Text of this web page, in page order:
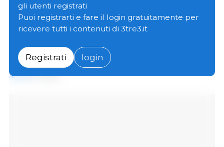
consecutivo, ma è rimasto 2,8 punti (2,5%) al di sopra
del livello di un anno fa.
prezzi mondiali di carne bovina e pollame, che è
stato in parte compensato
suinae ovina.
gli utenti registrati
Puoi registrarti e fare il login gratuitamente per
ricevere tutti i contenuti di 3tre3.it
Registrati login